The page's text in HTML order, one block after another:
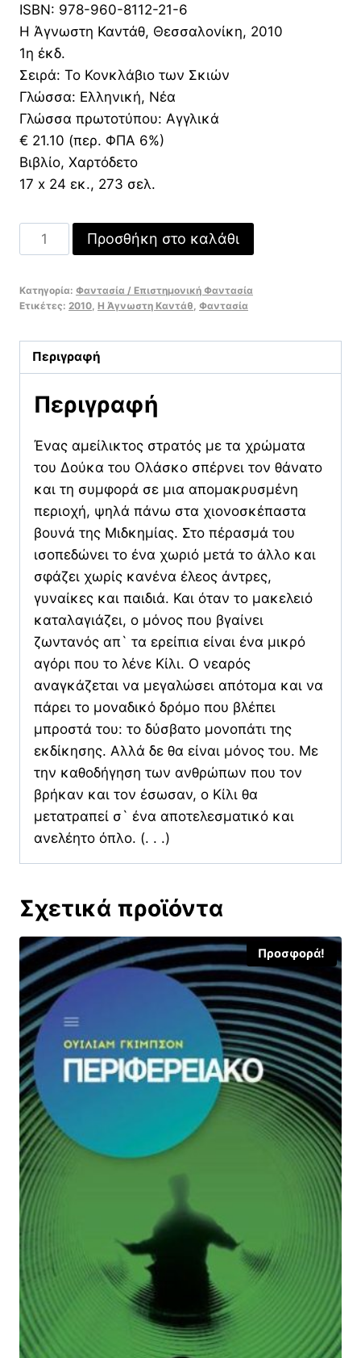
14,84 €.
ISBN: 978-960-8112-21-6
Η Άγνωστη Καντάθ, Θεσσαλονίκη, 2010
1η έκδ.
Σειρά: Το Κονκλάβιο των Σκιών
Γλώσσα: Ελληνική, Νέα
Γλώσσα πρωτοτύπου: Αγγλικά
€ 21.10 (περ. ΦΠΑ 6%)
Βιβλίο, Χαρτόδετο
17 x 24 εκ., 273 σελ.
Νύχι
Ασημένιου
(Το
Κονκλάβιο
Σκιών
ποσότητα
Προσθήκη στο καλάθι
Κατηγορία: Φαντασία / Επιστημονική Φαντασία
Ετικέτες: 2010 Η Άγνωστη Καντάθ Φαντασία
Περιγραφή
Περιγραφή
Ένας αμείλικτος στρατός με τα χρώματα
του Δούκα του Ολάσκο σπέρνει τον θάνατο
και τη συμφορά σε μια απομακρυσμένη
περιοχή, ψηλά πάνω στα χιονοσκέπαστα
βουνά της Μιδκημίας. Στο πέρασμά του
ισοπεδώνει το ένα χωριό μετά το άλλο και
σφάζει χωρίς κανένα έλεος άντρες,
γυναίκες και παιδιά. Και όταν το μακελειό
καταλαγιάζει, ο μόνος που βγαίνει
ζωντανός απ` τα ερείπια είναι ένα μικρό
αγόρι που το λένε Κίλι. Ο νεαρός
αναγκάζεται να μεγαλώσει απότομα και να
πάρει το μοναδικό δρόμο που βλέπει
μπροστά του: το δύσβατο μονοπάτι της
εκδίκησης. Αλλά δε θα είναι μόνος του. Με
την καθοδήγηση των ανθρώπων που τον
βρήκαν και τον έσωσαν, ο Κίλι θα
μετατραπεί σ` ένα αποτελεσματικό και
ανελέητο όπλο. (. . .)
Σχετικά προϊόντα
Προσφορά!